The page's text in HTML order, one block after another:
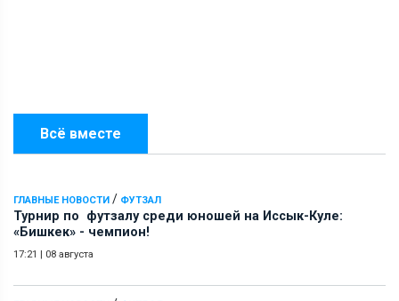
Всё вместе
ГЛАВНЫЕ НОВОСТИ / ФУТЗАЛ
Турнир по футзалу среди юношей на Иссык-Куле:
«Бишкек» - чемпион!
17:21 | 08 августа